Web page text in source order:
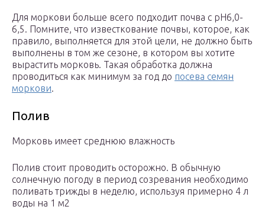
Для моркови больше всего подходит почва с pH6,0-
6,5. Помните, что известкование почвы, которое, как
правило, выполняется для этой цели, не должно быть
выполнены в том же сезоне, в котором вы хотите
вырастить морковь. Такая обработка должна
проводиться как минимум за год до посева семян
моркови.
Полив
Морковь имеет среднюю влажность
Полив стоит проводить осторожно. В обычную
солнечную погоду в период созревания необходимо
поливать трижды в неделю, используя примерно 4 л
воды на 1 м2